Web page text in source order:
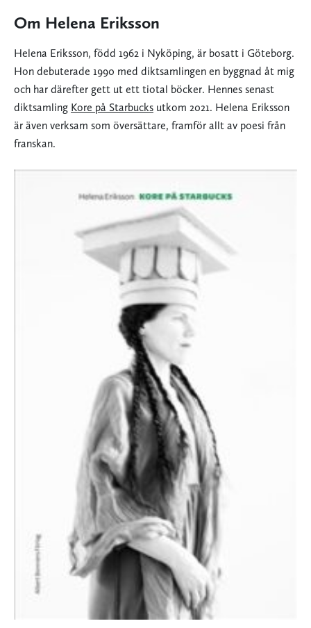
Om Helena Eriksson
Helena Eriksson, född 1962 i Nyköping, är bosatt i Göteborg.
Hon debuterade 1990 med diktsamlingen en byggnad åt mig
och har därefter gett ut ett tiotal böcker. Hennes senast
diktsamling Kore på Starbucks utkom 2021. Helena Eriksson
är även verksam som översättare, framför allt av poesi från
franskan.